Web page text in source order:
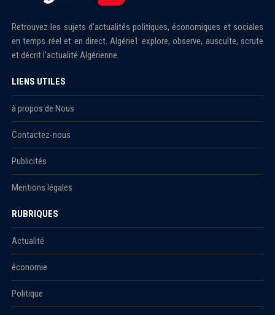
Retrouvez les sujets d'actualités politiques, économiques et sociales
en temps réel et en direct. Algérie1 explore, observe, ausculte, scrute
et décrit l'actualité Algérienne.
LIENS UTILES
à propos de Nous
Contactez-nous
Publicités
Mentions légales
RUBRIQUES
Actualité
économie
Politique